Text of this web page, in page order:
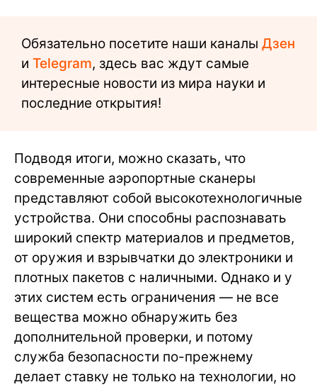
Обязательно посетите наши каналы Дзен
и Telegram, здесь вас ждут самые
интересные новости из мира науки и
последние открытия!
Подводя итоги, можно сказать, что
современные аэропортные сканеры
представляют собой высокотехнологичные
устройства. Они способны распознавать
широкий спектр материалов и предметов,
от оружия и взрывчатки до электроники и
плотных пакетов с наличными. Однако и у
этих систем есть ограничения — не все
вещества можно обнаружить без
дополнительной проверки, и потому
служба безопасности по-прежнему
делает ставку не только на технологии, но